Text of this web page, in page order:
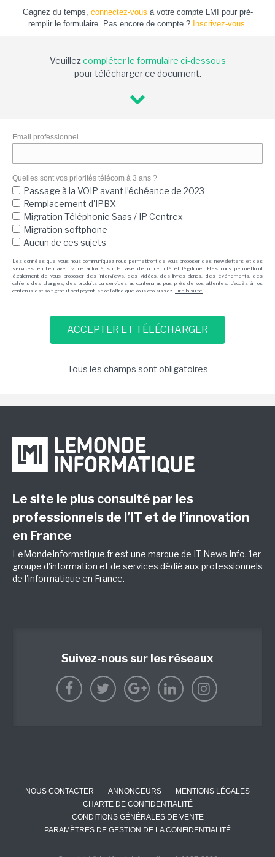
Gagnez du temps, connectez-vous à votre compte LMI pour pré-
remplir le formulaire. Pas encore de compte ? Inscrivez-vous.
Veuillezcompléter le formulaire ci-dessous
pour télécharger ce document.
Email professionnel
Quelles sont vos priorités télécom à 3 ans ?
Passage à la VOIP avant l’échéance de 2023
Remplacement d'IPBX
Migration Téléphonie Saas / IP Centrex
Migration softphone
Aucun de ces sujets
Les données que vous nous communiquez nous permettront de vous proposer des newsletters et des
services en lien avec votre activité sur la base de notre intérêt légitime. Elles nous permettront
également de vous proposer des interviews, des vidéos, des livres blancs, des événements, des
cahiers des charges, des produits ou services au contenu au plus près de vos attentes. L'accès à nos
contenus est soit gratuit soit payant, selon l'offre que vous choisissez. Lire la suite
Tous les champs sont obligatoires
Le site le plus consulté par les
professionnels de l’IT et de l’innovation
en France
LeMondeInformatique.fr est une marque de IT News Info, 1er
groupe d'information et de services dédié aux professionnels
de l'informatique en France.
Suivez-nous sur les réseaux
NOUS CONTACTER ANNONCEURS
MENTIONS LÉGALES
CHARTE DE CONFIDENTIALITÉ
CONDITIONS GÉNÉRALES DE VENTE
PARAMÈTRES DE GESTION DE LA CONFIDENTIALITÉ